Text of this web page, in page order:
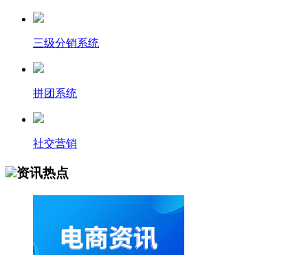
三级分销系统
拼团系统
社交营销
资讯热点